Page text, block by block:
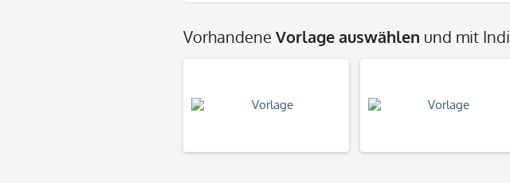
Vorhandene Vorlage auswählen und mit